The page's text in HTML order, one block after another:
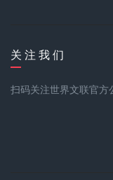
关 注 我 们
扫码关注世界文联官方